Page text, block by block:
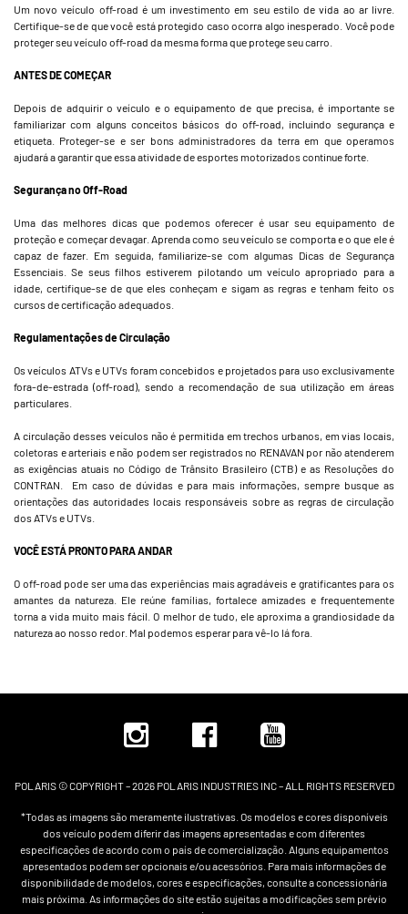
Um novo veículo off-road é um investimento em seu estilo de vida ao ar livre.
Certifique-se de que você está protegido caso ocorra algo inesperado. Você pode
proteger seu veículo off-road da mesma forma que protege seu carro.
ANTES DE COMEÇAR
Depois de adquirir o veículo e o equipamento de que precisa, é importante se
familiarizar com alguns conceitos básicos do off-road, incluindo segurança e
etiqueta. Proteger-se e ser bons administradores da terra em que operamos
ajudará a garantir que essa atividade de esportes motorizados continue forte.
Segurança no Off-Road
Uma das melhores dicas que podemos oferecer é usar seu equipamento de
proteção e começar devagar. Aprenda como seu veículo se comporta e o que ele é
capaz de fazer. Em seguida, familiarize-se com algumas Dicas de Segurança
Essenciais. Se seus filhos estiverem pilotando um veículo apropriado para a
idade, certifique-se de que eles conheçam e sigam as regras e tenham feito os
cursos de certificação adequados.
Regulamentações de Circulação
Os veículos ATVs e UTVs foram concebidos e projetados para uso exclusivamente
fora-de-estrada (off-road), sendo a recomendação de sua utilização em áreas
particulares.
A circulação desses veículos não é permitida em trechos urbanos, em vias locais,
coletoras e arteriais e não podem ser registrados no RENAVAN por não atenderem
as exigências atuais no Código de Trânsito Brasileiro (CTB) e as Resoluções do
CONTRAN. Em caso de dúvidas e para mais informações, sempre busque as
orientações das autoridades locais responsáveis sobre as regras de circulação
dos ATVs e UTVs.
VOCÊ ESTÁ PRONTO PARA ANDAR
O off-road pode ser uma das experiências mais agradáveis e gratificantes para os
amantes da natureza. Ele reúne famílias, fortalece amizades e frequentemente
torna a vida muito mais fácil. O melhor de tudo, ele aproxima a grandiosidade da
natureza ao nosso redor. Mal podemos esperar para vê-lo lá fora.
POLARIS © COPYRIGHT – 2026 POLARIS INDUSTRIES INC – ALL RIGHTS RESERVED
*Todas as imagens são meramente ilustrativas. Os modelos e cores disponíveis
dos veículo podem diferir das imagens apresentadas e com diferentes
especificações de acordo com o país de comercialização. Alguns equipamentos
apresentados podem ser opcionais e/ou acessórios. Para mais informações de
disponibilidade de modelos, cores e especificações, consulte a concessionária
mais próxima. As informações do site estão sujeitas a modificações sem prévio